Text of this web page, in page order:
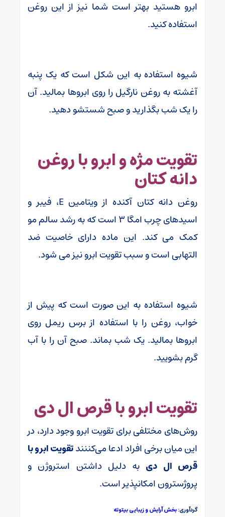
ابرو هستید بهتر است شما نیز از این روغن
استفاده کنید.
شیوه استفاده به این شکل است که یک پنبه
آغشته به روغن نارگیل را روی ابروها بمالید. آن
را یک شب بگذارید و صبح شستشو دهید.
تقویت مژه و ابرو با روغن
دانه کتان
روغن دانه کتان آکنده از ویتامین E، فیبر و
اسیدهای چرب امگا 3 است که به رشد سالم مو
کمک می کند. این ماده دارای خاصیت ضد
التهابی است و سبب تقویت ابرو نیز می شود.
شیوه استفاده به این صورت است که پیش از
خواب، روغن را با استفاده از برس ریمل روی
ابروها بمالید. یک شب بماند. صبح آن را با آب
گرم بشویید.
تقویت ابرو با قرص ال دی
روش‌های مختلفی برای تقویت ابرو وجود دارد، در
این میان برخی افراد ادعا می‌کننندتقویت ابرو با
قرص ال دی به دلیل داشتن استروژن و
پروژسترون امکانپذیر است.
گردآوری:بخش آرایش و زیبایی بیتوته